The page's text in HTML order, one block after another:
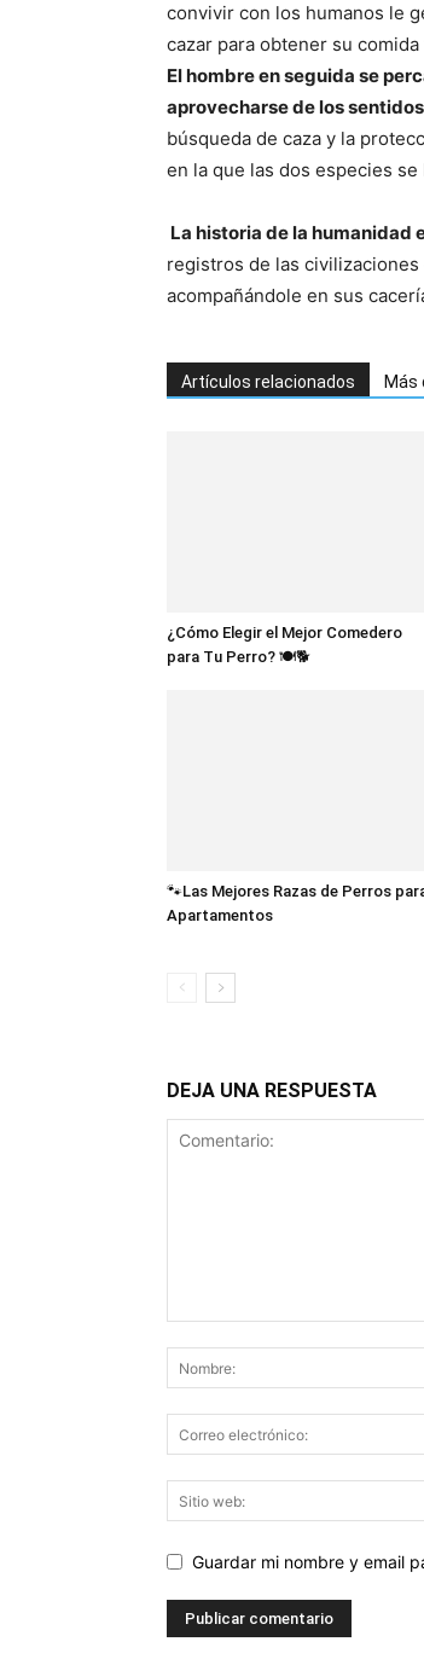
convivir con los humanos le
cazar para obtener su
El hombre en seguida se
aprovecharse de los
búsqueda de caza y la
en la que las dos especies
La historia de la humanidad
registros de las
acompañándole en sus
Artículos relacionados Más
¿Cómo Elegir el Mejor Comedero
para Tu Perro? 🍽️🐕
🐾Las Mejores Razas de Perros
Apartamentos
DEJA UNA RESPUESTA
Guardar mi nombre y email